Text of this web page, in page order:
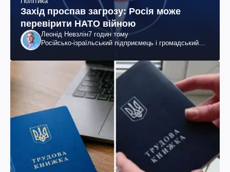
Захід проспав загрозу: Росія може
перевірити НАТО війною
Леонід Невзлін7 годин тому
Російсько-ізраїльський підприємець і громадський